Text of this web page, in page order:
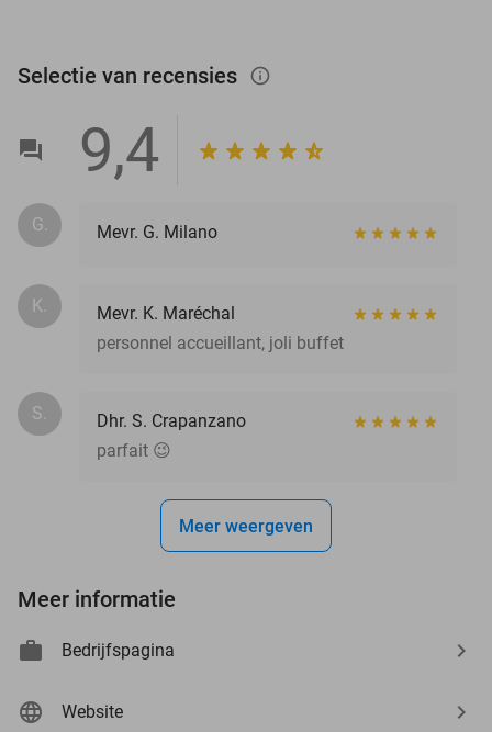
Selectie van recensies info_outlined
9,4
G. Mevr. G. Milano
K.
Mevr. K. Maréchal
personnel accueillant, joli buffet
S.
Dhr. S. Crapanzano
parfait 😉
Meer weergeven
Meer informatie
Bedrijfspagina
Website